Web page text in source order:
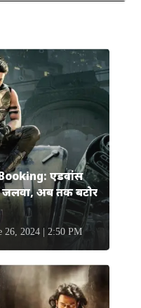
एडवांस
जलवा, अब तक बटोर
26, 2024 | 2:50 PM